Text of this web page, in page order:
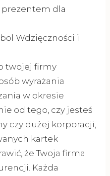
dla
Wdzięczności i
twojej firmy
wyrażania
w okresie
od tego, czy jesteś
czy dużej korporacji,
kartek
że Twoja firma
Każda